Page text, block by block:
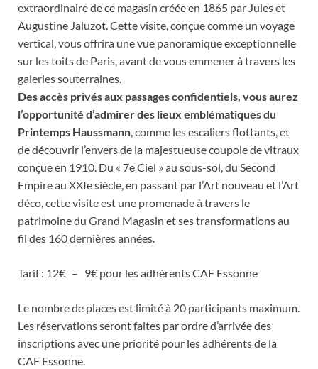
extraordinaire de ce magasin créée en 1865 par Jules et
Augustine Jaluzot. Cette visite, conçue comme un voyage
vertical, vous offrira une vue panoramique exceptionnelle
sur les toits de Paris, avant de vous emmener à travers les
galeries souterraines.
Des accès privés aux passages confidentiels, vous aurez
l’opportunité d’admirer des lieux emblématiques du
Printemps Haussmann, comme les escaliers flottants, et
de découvrir l’envers de la majestueuse coupole de vitraux
conçue en 1910. Du « 7e Ciel » au sous-sol, du Second
Empire au XXIe siècle, en passant par l’Art nouveau et l’Art
déco, cette visite est une promenade à travers le
patrimoine du Grand Magasin et ses transformations au
fil des 160 dernières années.
Tarif : 12€ – 9€ pour les adhérents CAF Essonne
Le nombre de places est limité à 20 participants maximum.
Les réservations seront faites par ordre d’arrivée des
inscriptions avec une priorité pour les adhérents de la
CAF Essonne.